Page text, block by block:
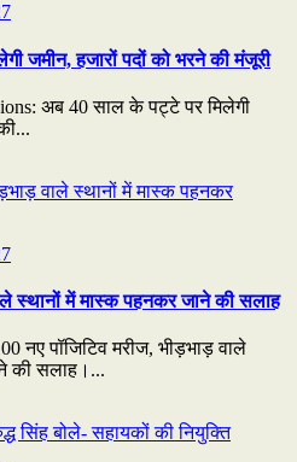
जमीन, हजारों पदों को भरने की मंजूरी
अब 40 साल के पट्टे पर मिलेगी
स्थानों में मास्क पहनकर जाने की सलाह
नए पॉजिटिव मरीज, भीड़भाड़ वाले
की सलाह।...